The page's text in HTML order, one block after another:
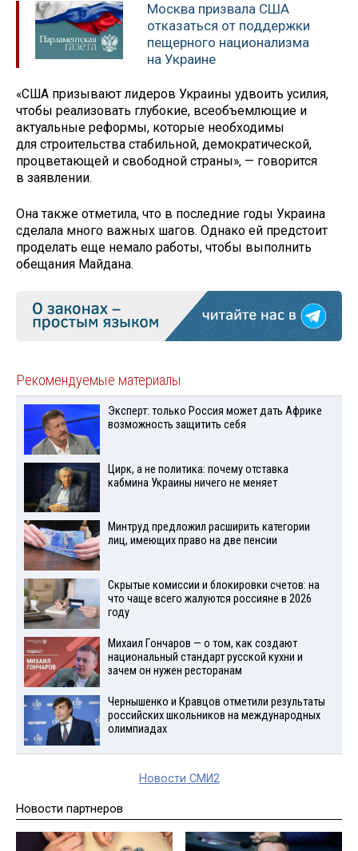
Москва призвала США
отказаться от поддержки
пещерного национализма
на Украине
«США призывают лидеров Украины удвоить усилия,
чтобы реализовать глубокие, всеобъемлющие и
актуальные реформы, которые необходимы
для строительства стабильной, демократической,
процветающей и свободной страны», — говорится
в заявлении.
Она также отметила, что в последние годы Украина
сделала много важных шагов. Однако ей предстоит
проделать еще немало работы, чтобы выполнить
обещания Майдана.
Рекомендуемые материалы
Эксперт: только Россия может дать Африке
возможность защитить себя
Цирк, а не политика: почему отставка
кабмина Украины ничего не меняет
Минтруд предложил расширить категории
лиц, имеющих право на две пенсии
Скрытые комиссии и блокировки счетов: на
что чаще всего жалуются россияне в 2026
году
Михаил Гончаров — о том, как создают
национальный стандарт русской кухни и
зачем он нужен ресторанам
Чернышенко и Кравцов отметили результаты
российских школьников на международных
олимпиадах
Новости СМИ2
Новости партнеров